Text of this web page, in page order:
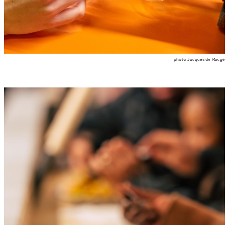
photo Jacques de Rougé